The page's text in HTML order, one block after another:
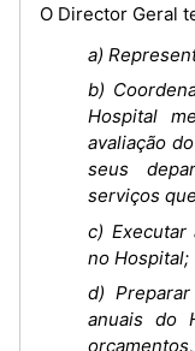
O Director Geral
a)
b)
Hospital
avaliação
seus
serviços
c) Executar
no Hospital;
d)
anuais do